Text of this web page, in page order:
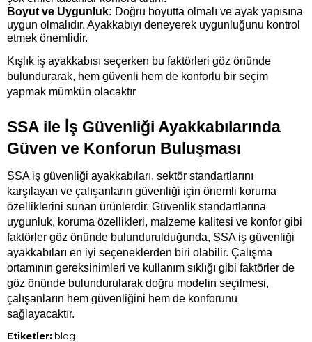
Boyut ve Uygunluk: Doğru boyutta olmalı ve ayak yapısına
uygun olmalıdır. Ayakkabıyı deneyerek uygunluğunu kontrol
etmek önemlidir.
Kışlık iş ayakkabısı seçerken bu faktörleri göz önünde
bulundurarak, hem güvenli hem de konforlu bir seçim
yapmak mümkün olacaktır
SSA ile İş Güvenliği Ayakkabılarında
Güven ve Konforun Buluşması
SSA iş güvenliği ayakkabıları, sektör standartlarını
karşılayan ve çalışanların güvenliği için önemli koruma
özelliklerini sunan ürünlerdir. Güvenlik standartlarına
uygunluk, koruma özellikleri, malzeme kalitesi ve konfor gibi
faktörler göz önünde bulundurulduğunda, SSA iş güvenliği
ayakkabıları en iyi seçeneklerden biri olabilir. Çalışma
ortamının gereksinimleri ve kullanım sıklığı gibi faktörler de
göz önünde bulundurularak doğru modelin seçilmesi,
çalışanların hem güvenliğini hem de konforunu
sağlayacaktır.
Etiketler: blog